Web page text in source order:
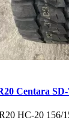
Centara SD-
HC-20 156/